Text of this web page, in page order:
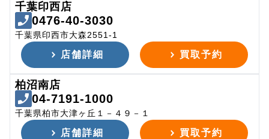
千葉印西店
0476-40-3030
千葉県印西市大森2551-1
店舗詳細 買取予約
柏沼南店
04-7191-1000
千葉県柏市大津ヶ丘１－４９－１
店舗詳細 買取予約